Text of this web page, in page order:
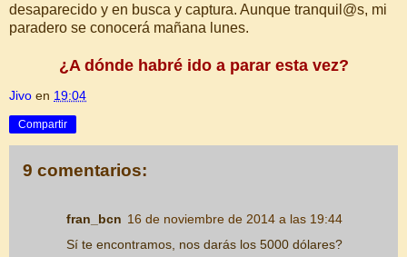
desaparecido y en busca y captura. Aunque tranquil@s, mi
paradero se conocerá mañana lunes.
¿A dónde habré ido a parar esta vez?
Jivo en 19:04
Compartir
9 comentarios:
fran_bcn 16 de noviembre de 2014 a las 19:44
Sí te encontramos, nos darás los 5000 dólares?